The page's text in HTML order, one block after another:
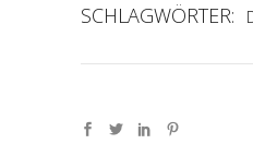
SCHLAGWÖRTER: